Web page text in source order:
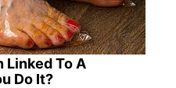
Linked To A
Do It?